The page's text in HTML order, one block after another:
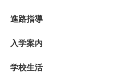
進路指導
入学案内
学校生活